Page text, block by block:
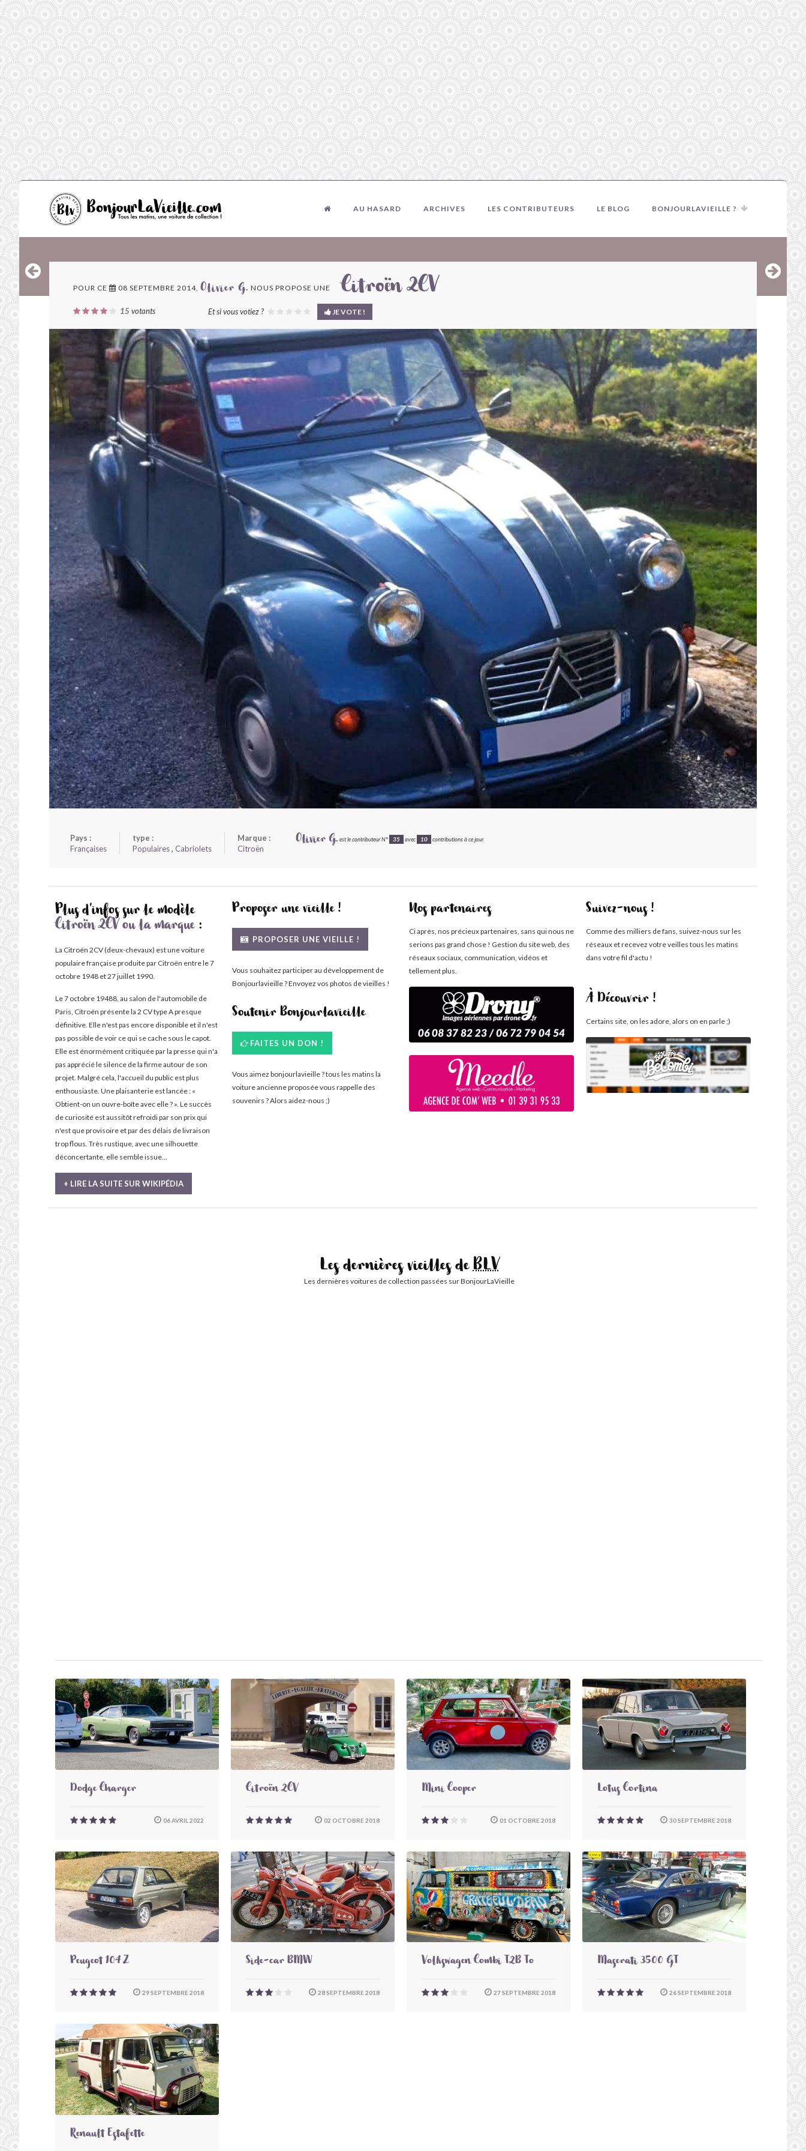
AU HASARD ARCHIVES LES CONTRIBUTEURS LE BLOG BONJOURLAVIEILLE ?
POUR CE 08 SEPTEMBRE 2014, Olivier G. NOUS PROPOSE UNE Citroën 2CV
15 votants Et si vous votiez ? JE VOTE !
Pays :
Françaises
type :
Populaires, Cabriolets
Marque :
Citroën
Olivier G. est le contributeur N° 35 avec 10 contributions à ce jour.
Plus d'infos sur le modèle
Citroën 2CV ou la marque:
La Citroën 2CV (deux-chevaux) est une voiture
populaire française produite par Citroën entre le 7
octobre 1948 et 27 juillet 1990.
Le 7 octobre 19488, au salon de l'automobile de
Paris, Citroën présente la 2 CV type A presque
définitive. Elle n'est pas encore disponible et il n'est
pas possible de voir ce qui se cache sous le capot.
Elle est énormément critiquée par la presse qui n'a
pas apprécié le silence de la firme autour de son
projet. Malgré cela, l'accueil du public est plus
enthousiaste. Une plaisanterie est lancée : «
Obtient-on un ouvre-boîte avec elle ? ». Le succès
de curiosité est aussitôt refroidi par son prix qui
n'est que provisoire et par des délais de livraison
trop flous. Très rustique, avec une silhouette
déconcertante, elle semble issue...
+ LIRE LA SUITE SUR WIKIPÉDIA
Proposer une vieille !
PROPOSER UNE VIEILLE !
Vous souhaitez participer au développement de
Bonjourlavieille ? Envoyez vos photos de vieilles !
Soutenir Bonjourlavieille
FAITES UN DON !
Vous aimez bonjourlavieille ? tous les matins la
voiture ancienne proposée vous rappelle des
souvenirs ? Alors aidez-nous ;)
Nos partenaires
Ci après, nos précieux partenaires, sans qui nous ne
serions pas grand chose ! Gestion du site web, des
réseaux sociaux, communication, vidéos et
tellement plus.
Suivez-nous !
Comme des milliers de fans, suivez-nous sur les
réseaux et recevez votre veilles tous les matins
dans votre fil d'actu !
À Découvrir !
Certains site, on les adore, alors on en parle ;)
Les dernières vieilles deBLV
Les dernières voitures de collection passées sur BonjourLaVieille
Dodge Charger
06 AVRIL 2022
Citroën 2CV
02 OCTOBRE 2018
Mini Cooper
01 OCTOBRE 2018
Lotus Cortina
30 SEPTEMBRE 2018
Peugeot 104 Z
29 SEPTEMBRE 2018
Side-car BMW
28 SEPTEMBRE 2018
Volkswagen Combi T2B To
27 SEPTEMBRE 2018
Maserati 3500 GT
26 SEPTEMBRE 2018
Renault Estafette